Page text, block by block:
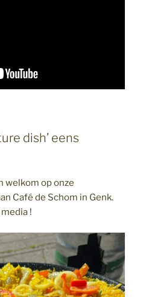
dish’ eens
welkom op onze
Café de Schom in Genk.
!